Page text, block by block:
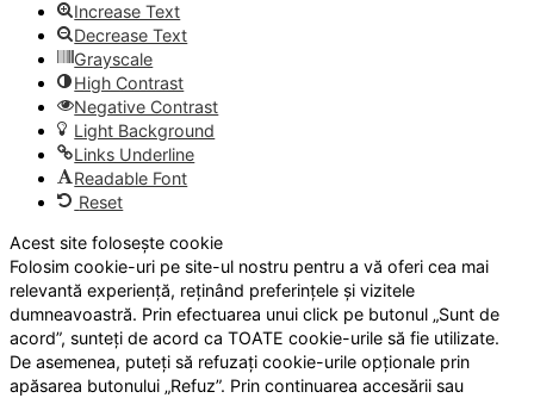
Increase Text
Decrease Text
Grayscale
High Contrast
Negative Contrast
Light Background
Links Underline
Readable Font
Reset
Acest site folosește cookie
Folosim cookie-uri pe site-ul nostru pentru a vă oferi cea mai
relevantă experiență, reținând preferințele și vizitele
dumneavoastră. Prin efectuarea unui click pe butonul „Sunt de
acord”, sunteți de acord ca TOATE cookie-urile să fie utilizate.
De asemenea, puteți să refuzați cookie-urile opționale prin
apăsarea butonului „Refuz”. Prin continuarea accesării sau